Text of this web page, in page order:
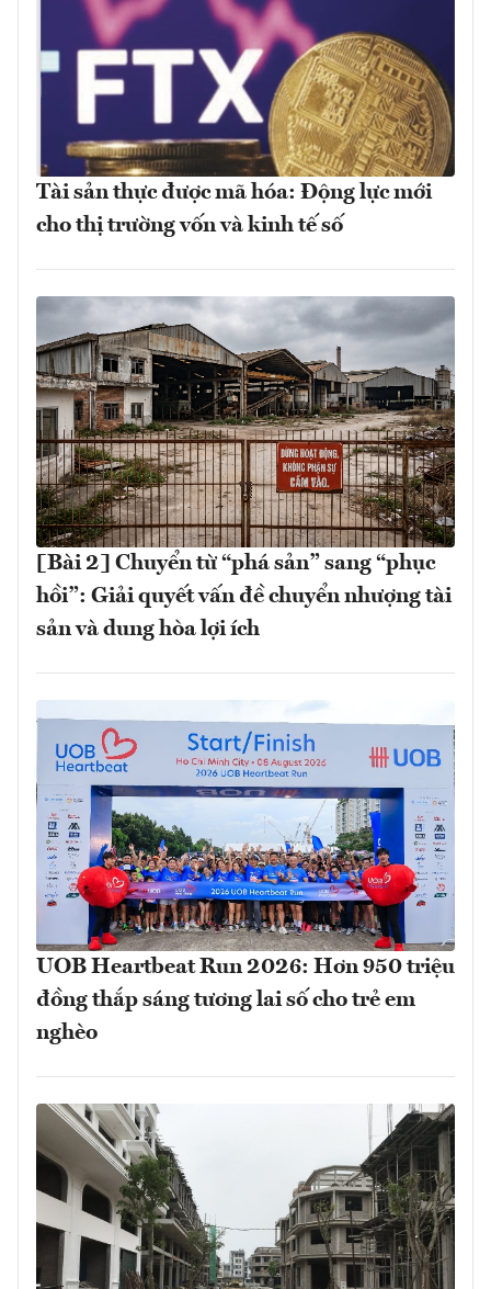
Tài sản thực được mã hóa: Động lực mới
cho thị trường vốn và kinh tế số
[Bài 2] Chuyển từ “phá sản” sang “phục
hồi”: Giải quyết vấn đề chuyển nhượng tài
sản và dung hòa lợi ích
UOB Heartbeat Run 2026: Hơn 950 triệu
đồng thắp sáng tương lai số cho trẻ em
nghèo